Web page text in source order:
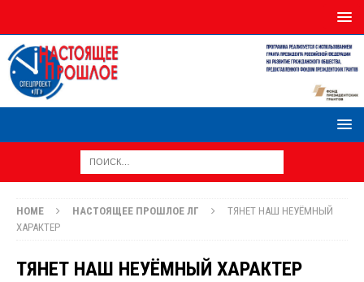
HOME НАСТОЯЩЕЕ ПРОШЛОЕ ЛГ
ТЯНЕТ НАШ НЕУЁМНЫЙ
ХАРАКТЕР
ТЯНЕТ НАШ НЕУЁМНЫЙ ХАРАКТЕР